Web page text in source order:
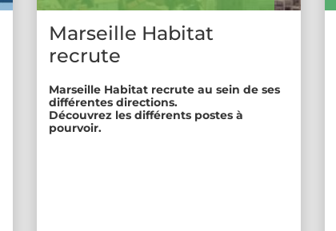
Marseille Habitat
recrute
Marseille Habitat recrute au sein de ses
différentes directions.
Découvrez les différents postes à
pourvoir.